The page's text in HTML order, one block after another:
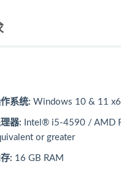
系统: Windows 10 & 11
器: Intel® i5-4590 / AMD
or greater
: 16 GB RAM